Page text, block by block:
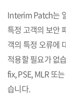
Interim Patch는
특정 고객의 보안
객의 특정 오류에
적용할 필요가 없
fix, PSE, MLR 또
습니다.